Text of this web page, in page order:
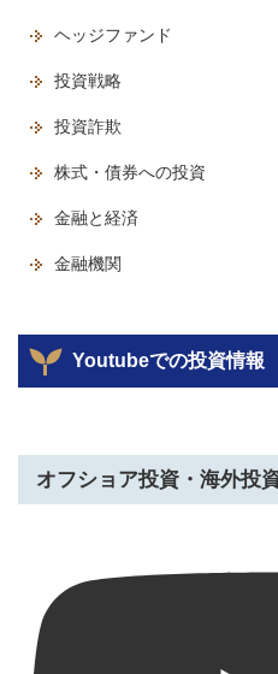
ヘッジファンド
投資戦略
投資詐欺
株式・債券への投資
金融と経済
金融機関
Youtubeでの投資情報
オフショア投資・海外投